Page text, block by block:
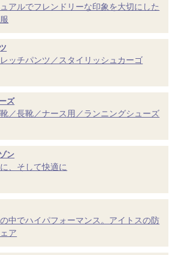
アルでフレンドリーな印象を大切にした
ッチパンツ／スタイリッシュカーゴ
ズ
／長靴／ナース用／ランニングシューズ
ン
、そして快適に
中でハイパフォーマンス。アイトスの防
ア